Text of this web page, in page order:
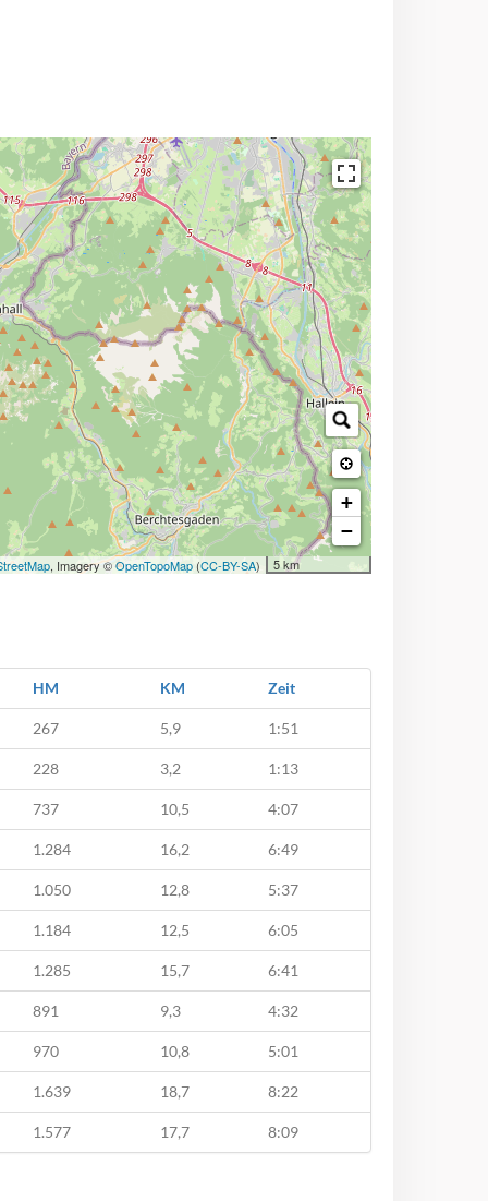
+
−
5 km
, Imagery ©OpenTopoMap(CC-BY-SA)
HM KM Zeit
267 5,9 1:51
228 3,2 1:13
737 10,5 4:07
1.284 16,2 6:49
1.050 12,8 5:37
1.184 12,5 6:05
1.285 15,7 6:41
891 9,3 4:32
970 10,8 5:01
1.639 18,7 8:22
1.577 17,7 8:09